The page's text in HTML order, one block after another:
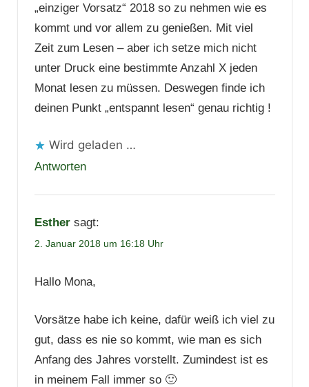
„einziger Vorsatz“ 2018 so zu nehmen wie es
kommt und vor allem zu genießen. Mit viel
Zeit zum Lesen – aber ich setze mich nicht
unter Druck eine bestimmte Anzahl X jeden
Monat lesen zu müssen. Deswegen finde ich
deinen Punkt „entspannt lesen“ genau richtig !
Wird geladen …
Antworten
Esther sagt:
2. Januar 2018 um 16:18 Uhr
Hallo Mona,
Vorsätze habe ich keine, dafür weiß ich viel zu
gut, dass es nie so kommt, wie man es sich
Anfang des Jahres vorstellt. Zumindest ist es
in meinem Fall immer so 🙂